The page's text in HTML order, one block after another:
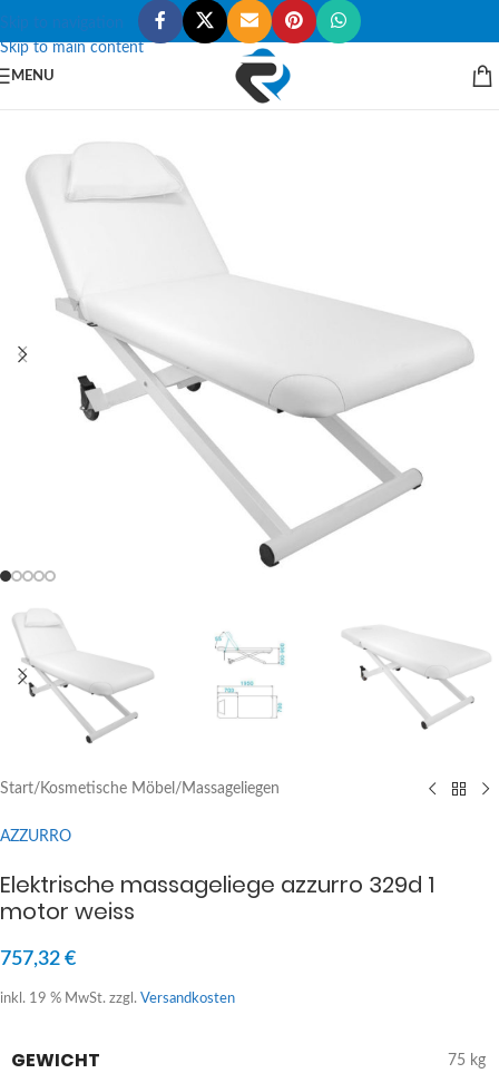
Skip to navigation
Skip to main content
MENU
Start/ Kosmetische Möbel / Massageliegen
AZZURRO
Elektrische massageliege azzurro 329d 1
motor weiss
757,32 €
inkl. 19 % MwSt. zzgl. Versandkosten
GEWICHT 75 kg